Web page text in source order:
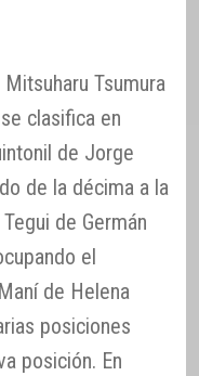
Tsumura
clasifica en
de Jorge
de la décima a la
de Germán
el
de Helena
posiciones
posición. En